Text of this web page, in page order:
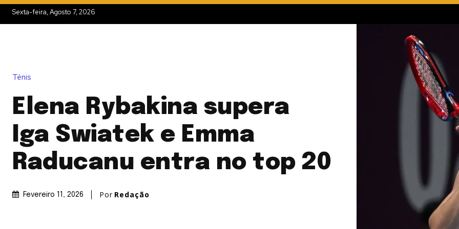
Sexta-feira, Agosto 7, 2026
Ténis
Elena Rybakina supera
Iga Swiatek e Emma
Raducanu entra no top 20
Fevereiro 11, 2026 Por Redação